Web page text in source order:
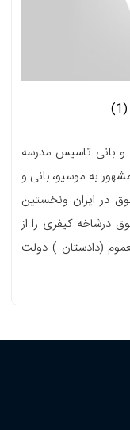
و بانی تاسیس مدرسه
به موسیو، بانی و
در ایران ونخستین
درشاخه کیفری را از
(دادستان ) دولت